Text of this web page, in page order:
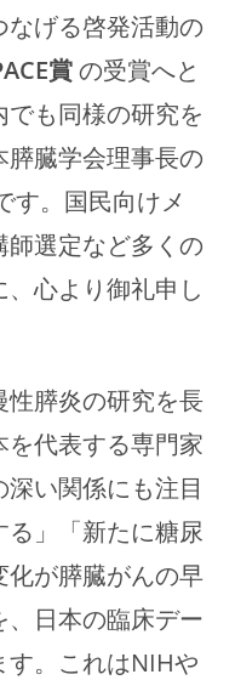
げる啓発活動の
賞の受賞へと
も同様の研究を
臓学会理事長の
す。国民向けメ
師選定など多くの
心より御礼申し
性膵炎の研究を長
代表する専門家
い関係にも注目
る」「新たに糖尿
が膵臓がんの早
日本の臨床デー
す。これはNIHや